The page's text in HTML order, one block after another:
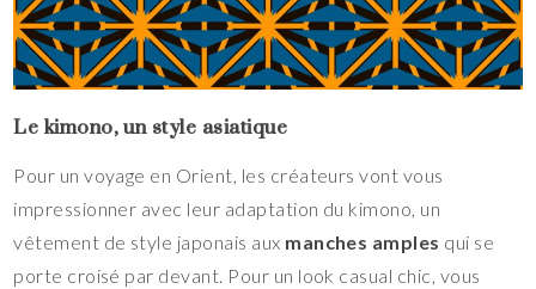
Le kimono, un style asiatique
Pour un voyage en Orient, les créateurs vont vous
impressionner avec leur adaptation du kimono, un
vêtement de style japonais aux manches amples qui se
porte croisé par devant. Pour un look casual chic, vous